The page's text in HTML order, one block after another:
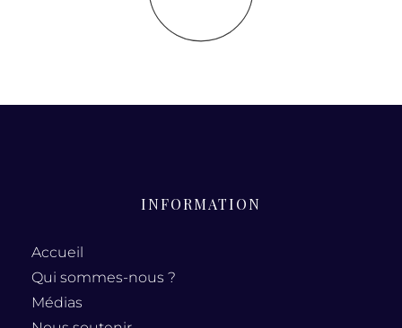
INFORMATION
Accueil
Qui sommes-nous ?
Médias